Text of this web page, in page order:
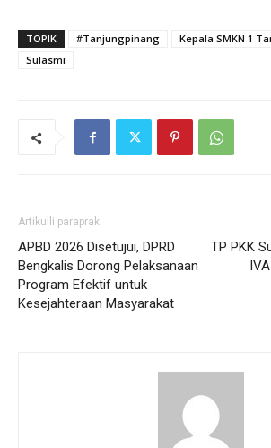
TOPIK #Tanjungpinang
Kepala SMKN 1
Sulasmi
Artikulli paraprak
APBD 2026 Disetujui, DPRD
Bengkalis Dorong Pelaksanaan
Program Efektif untuk
Kesejahteraan Masyarakat
TP PKK